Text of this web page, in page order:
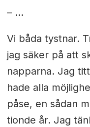
– ...
Vi båda tystnar.
jag säker på att
napparna. Jag
hade alla
påse, en sådan
tionde år. Jag